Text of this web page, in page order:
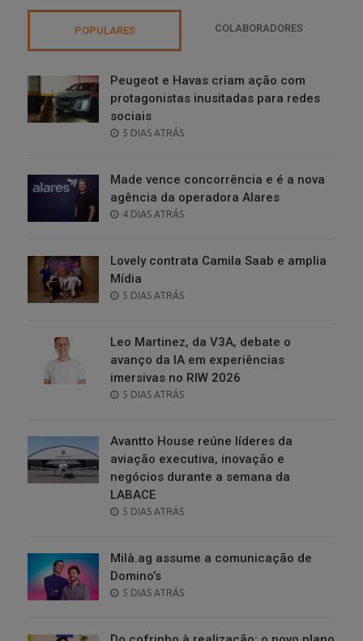
POPULARES COLABORADORES
Peugeot e Havas criam ação com
protagonistas inusitadas para redes
sociais
POSTED
5 DIAS ATRÁS
Made vence concorrência e é a nova
agência da operadora Alares
POSTED
4 DIAS ATRÁS
Lovely contrata Camila Saab e amplia
Mídia
POSTED
5 DIAS ATRÁS
Leo Martinez, da V3A, debate o
avanço da IA em experiências
imersivas no RIW 2026
POSTED
5 DIAS ATRÁS
Avantto House reúne líderes da
aviação executiva, inovação e
negócios durante a semana da
LABACE
POSTED
5 DIAS ATRÁS
Milà.ag assume a comunicação de
Domino’s
POSTED
5 DIAS ATRÁS